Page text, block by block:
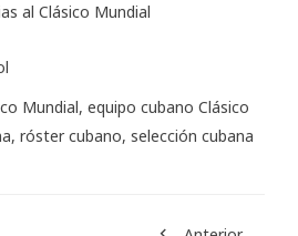
al Clásico Mundial
Mundial, equipo cubano Clásico
, róster cubano, selección cubana